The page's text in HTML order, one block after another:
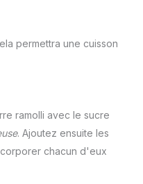
permettra une cuisson
ramolli avec le sucre
. Ajoutez ensuite les
chacun d'eux